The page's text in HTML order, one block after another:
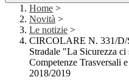
Home >
Novità >
Le notizie >
CIRCOLARE N. 331/D/
Stradale "La Sicurezza
Competenze Trasversali
2018/2019